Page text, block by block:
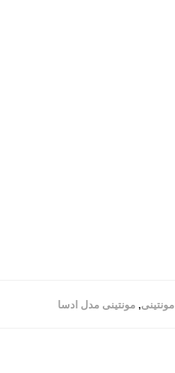
مونتینی, مونتینی مدل ادسا